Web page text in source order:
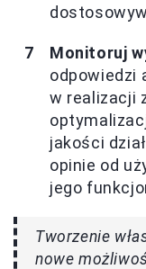
Monitoruj
odpowiedzi
w realizacji
jakości
opinie od
jego
Tworzenie
nowe